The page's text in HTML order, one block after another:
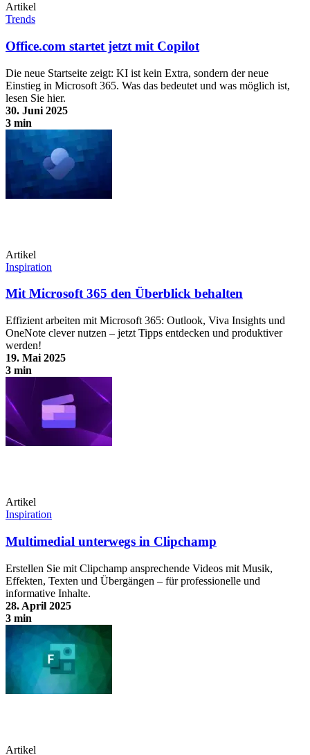
Artikel
Trends
Office.com startet jetzt mit Copilot
Die neue Startseite zeigt: KI ist kein Extra, sondern der neue
Einstieg in Microsoft 365. Was das bedeutet und was möglich ist,
lesen Sie hier.
30. Juni 2025
3 min
Office.com startet jetzt mit Copilot
Artikel
Inspiration
Mit Microsoft 365 den Überblick behalten
Effizient arbeiten mit Microsoft 365: Outlook, Viva Insights und
OneNote clever nutzen – jetzt Tipps entdecken und produktiver
werden!
19. Mai 2025
3 min
Mit Microsoft 365 den Überblick behalten
Artikel
Inspiration
Multimedial unterwegs in Clipchamp
Erstellen Sie mit Clipchamp ansprechende Videos mit Musik,
Effekten, Texten und Übergängen – für professionelle und
informative Inhalte.
28. April 2025
3 min
Multimedial unterwegs in Clipchamp
Artikel